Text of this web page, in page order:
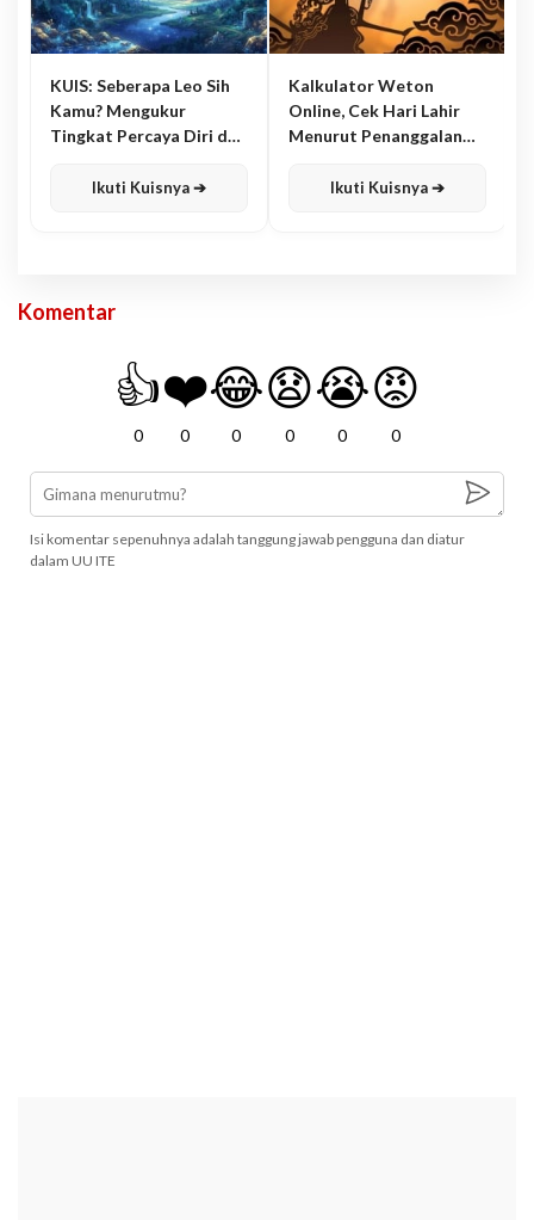
KUIS: Seberapa Leo Sih
Kamu? Mengukur
Tingkat Percaya Diri dan
Ikuti Kuisnya ➔
Kalkulator Weton
Online, Cek Hari Lahir
Menurut Penanggalan
Ikuti Kuisnya ➔
Komentar
👍
0
❤️
0
😂
0
😧
0
😭
0
😡
0
Isi komentar sepenuhnya adalah tanggung jawab pengguna dan diatur
dalam UU ITE